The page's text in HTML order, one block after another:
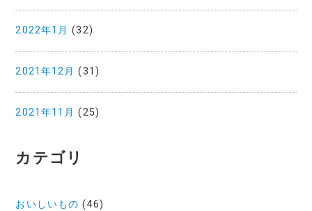
2022年1月 (32)
2021年12月 (31)
2021年11月 (25)
カテゴリ
おいしいもの (46)